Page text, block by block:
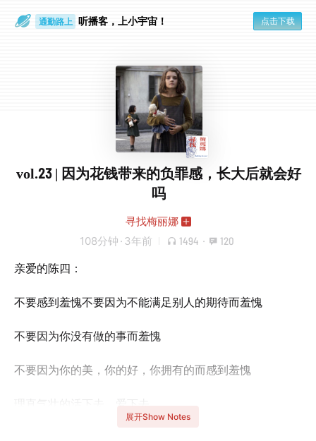
通勤路上 听播客，上小宇宙！ 点击下载
vol.23 | 因为花钱带来的负罪感，长大后就会好
吗
寻找梅丽娜
108分钟 · 3年前 1494 · 120
亲爱的陈四：
不要感到羞愧不要因为不能满足别人的期待而羞愧
不要因为你没有做的事而羞愧
不要因为你的美，你的好，你拥有的而感到羞愧
理直气壮的活下去，爱下去
展开Show Notes